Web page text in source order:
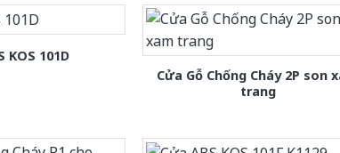
KOS 101D
Cửa Gỗ Chống Cháy 2P son
trang